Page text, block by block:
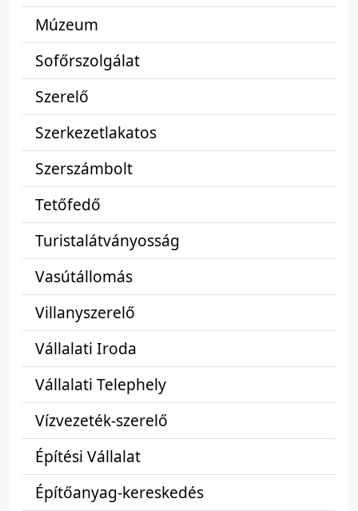
Múzeum
Sofőrszolgálat
Szerelő
Szerkezetlakatos
Szerszámbolt
Tetőfedő
Turistalátványosság
Vasútállomás
Villanyszerelő
Vállalati Iroda
Vállalati Telephely
Vízvezeték-szerelő
Építési Vállalat
Építőanyag-kereskedés